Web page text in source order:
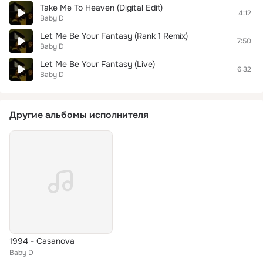
Take Me To Heaven (Digital Edit)
Baby D
4:12
Let Me Be Your Fantasy (Rank 1 Remix)
Baby D
7:50
Let Me Be Your Fantasy (Live)
Baby D
6:32
Другие альбомы исполнителя
1994 - Casanova
Baby D